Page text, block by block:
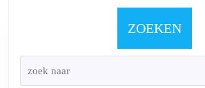
met
van
ZOEKEN